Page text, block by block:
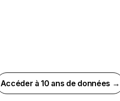
Accéder à 10 ans de données →